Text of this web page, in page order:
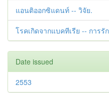
แอนติออกซิแดนท์ -- วิจัย.
โรคเกิดจากแบคทีเรีย -- การรั
Date issued
2553